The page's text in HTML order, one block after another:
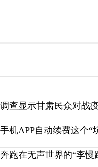
调查显示甘肃民众对战
手机APP自动续费这个“
奔跑在无声世界的“李慢